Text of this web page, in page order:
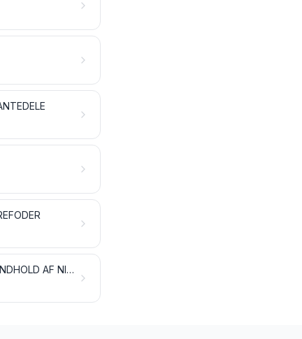
TOBAK OG FABRIKEREDE TOBAKSERSTATNINGER; PRODUKTER, OGSÅ MED INDHOLD AF NIKOTIN, BESTEMT TIL INHALATION UDEN FORBRÆNDING; ANDRE NIKOTINHOLDIGE PRODUKTER TIL INDTAGELSE AF NIKOTIN I DEN MENNESKELIGE KROP